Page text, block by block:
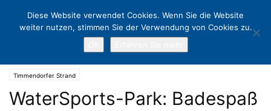
Timmendorfer Strand
WaterSports-Park: Badespaß
Diese Website verwendet Cookies. Wenn Sie die Website
weiter nutzen, stimmen Sie der Verwendung von Cookies zu.